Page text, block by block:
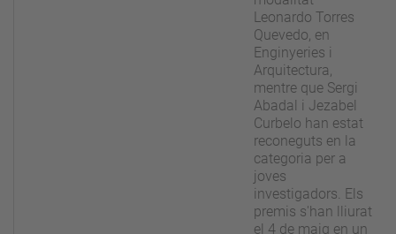
Leonardo Torres
Quevedo, en
Enginyeries i
Arquitectura,
mentre que Sergi
Abadal i Jezabel
Curbelo han estat
reconeguts en la
categoria per a
joves
investigadors. Els
premis s'han lliurat
el 4 de maig en un